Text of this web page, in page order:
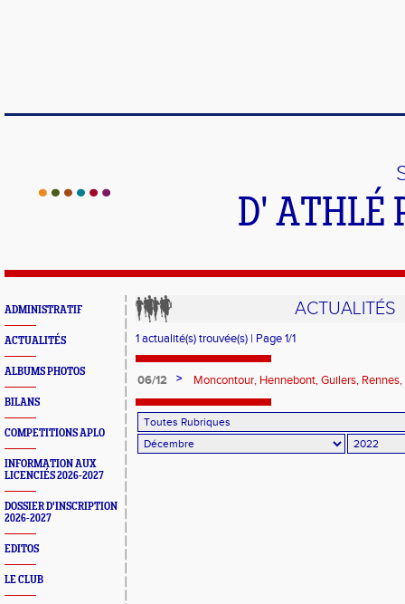
D' ATHLÉ
ADMINISTRATIF
ACTUALITÉS
ALBUMS PHOTOS
BILANS
COMPETITIONS APLO
INFORMATION AUX
LICENCIÉS 2026-2027
DOSSIER D'INSCRIPTION
2026-2027
EDITOS
LE CLUB
ACTUALITÉS
1 actualité(s) trouvée(s) | Page 1/1
06/12 >
Moncontour, Hennebont, Guilers,
également en Sarthe !!!